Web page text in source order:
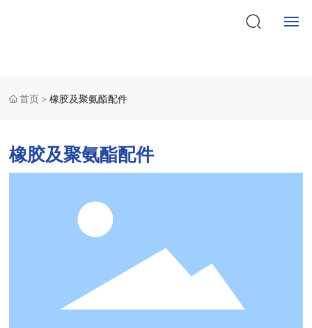
关于我们
客户服务
首页 橡胶及聚氨酯配件
橡胶及聚氨酯配件